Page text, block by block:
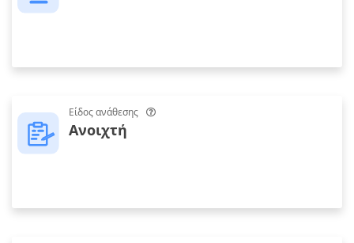
Είδος ανάθεσης
Ανοιχτή